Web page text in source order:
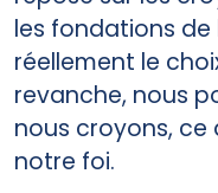
les fondations de
réellement le
revanche, nous
nous croyons, ce
notre foi.